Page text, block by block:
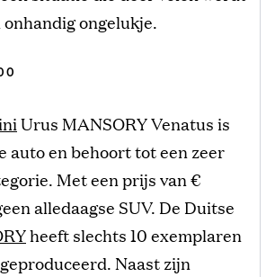
onhandig ongelukje.
Urus MANSORY Venatus is
auto en behoort tot een zeer
Met een prijs van €
alledaagse SUV. De Duitse
heeft slechts 10 exemplaren
Naast zijn